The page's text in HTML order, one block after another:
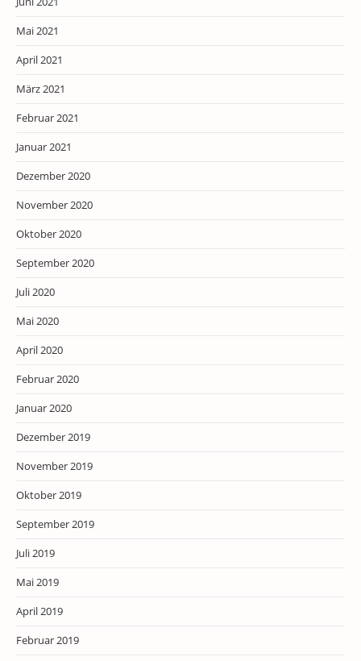
Mai 2021
April 2021
März 2021
Februar 2021
Januar 2021
Dezember 2020
November 2020
Oktober 2020
September 2020
Juli 2020
Mai 2020
April 2020
Februar 2020
Januar 2020
Dezember 2019
November 2019
Oktober 2019
September 2019
Juli 2019
Mai 2019
April 2019
Februar 2019